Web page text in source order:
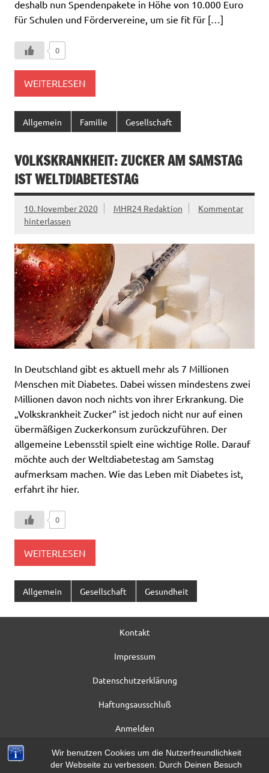
Wir benutzen Cookies um die Nutzerfreundlichkeit
der Webseite zu verbessen. Durch Deinen Besuch
deshalb nun Spendenpakete in Höhe von 10.000 Euro
für Schulen und Fördervereine, um sie fit für […]
0
WEITERLESEN
Allgemein Familie Gesellschaft
VOLKSKRANKHEIT: ZUCKER AM SAMSTAG
IST WELTDIABETESTAG
10. November 2020 MHR24 Redaktion
Kommentar
hinterlassen
In Deutschland gibt es aktuell mehr als 7 Millionen
Menschen mit Diabetes. Dabei wissen mindestens zwei
Millionen davon noch nichts von ihrer Erkrankung. Die
„Volkskrankheit Zucker“ ist jedoch nicht nur auf einen
übermäßigen Zuckerkonsum zurückzuführen. Der
allgemeine Lebensstil spielt eine wichtige Rolle. Darauf
möchte auch der Weltdiabetestag am Samstag
aufmerksam machen. Wie das Leben mit Diabetes ist,
erfahrt ihr hier.
0
WEITERLESEN
Allgemein Gesellschaft Gesundheit
Kontakt
Impressum
Datenschutzerklärung
Haftungsausschluß
Anmelden
Registrieren